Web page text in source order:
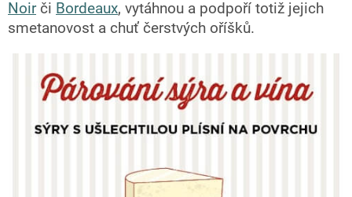
Noirči Bordeaux, vytáhnou a podpoří totiž jejich
smetanovost a chuť čerstvých oříšků.